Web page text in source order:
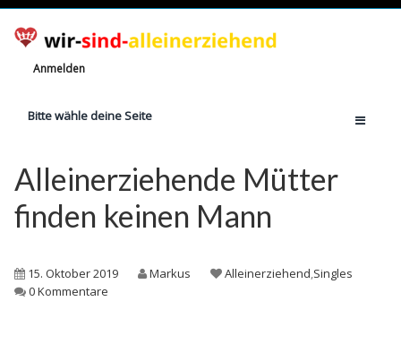
Anmelden
Bitte wähle deine Seite
Jetzt registrieren!
Ratgeber
Finanzielle Hilfe
Alleinerziehende Mütter
finden keinen Mann
15. Oktober 2019 Markus Alleinerziehend,Singles
0 Kommentare